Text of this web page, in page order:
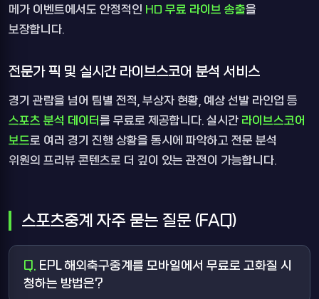
메가 이벤트에서도 안정적인 HD 무료 라이브 송출을
보장합니다.
전문가 픽 및 실시간 라이브스코어 분석 서비스
경기 관람을 넘어 팀별 전적, 부상자 현황, 예상 선발 라인업 등
스포츠 분석 데이터를 무료로 제공합니다. 실시간 라이브스코어
보드로 여러 경기 진행 상황을 동시에 파악하고 전문 분석
위원의 프리뷰 콘텐츠로 더 깊이 있는 관전이 가능합니다.
스포츠중계 자주 묻는 질문 (FAQ)
EPL 해외축구중계를 모바일에서 무료로 고화질 시
청하는 방법은?